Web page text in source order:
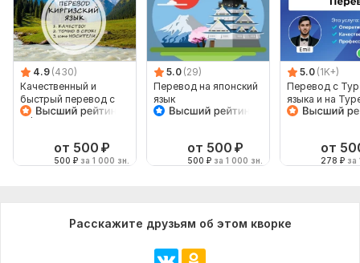
4.9 (430)
Качественный и
быстрый перевод с
киргизского и на
от 500 ₽
500 ₽ за 1 000 зн.
5.0 (29)
Перевод на японский
язык
от 500 ₽
500 ₽ за 1 000 зн.
5.0 (1K+)
Перевод с
языка и на
язык от
от
278 ₽ за
Расскажите друзьям об этом кворке